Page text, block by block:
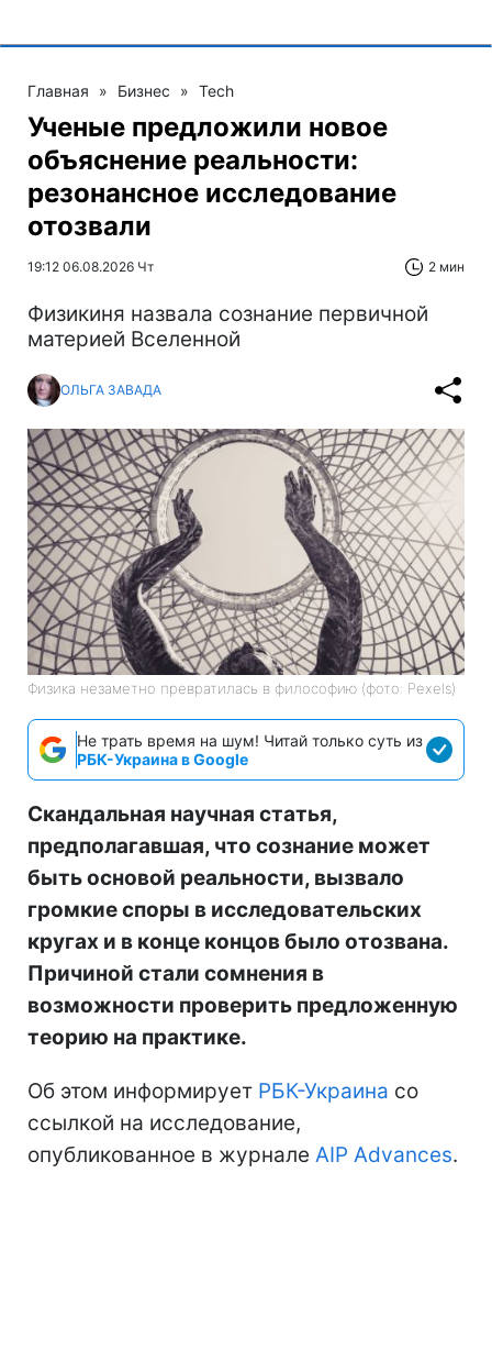
Главная » Бизнес » Tech
Ученые предложили новое
объяснение реальности:
резонансное исследование
отозвали
19:12 06.08.2026 Чт 2 мин
Физикиня назвала сознание первичной
материей Вселенной
ОЛЬГА ЗАВАДА
Физика незаметно превратилась в философию (фото: Pexels)
Не трать время на шум! Читай только суть из
РБК-Украина в Google
Скандальная научная статья,
предполагавшая, что сознание может
быть основой реальности, вызвало
громкие споры в исследовательских
кругах и в конце концов было отозвана.
Причиной стали сомнения в
возможности проверить предложенную
теорию на практике.
Об этом информирует РБК-Украина со
ссылкой на исследование,
опубликованное в журнале AIP Advances.